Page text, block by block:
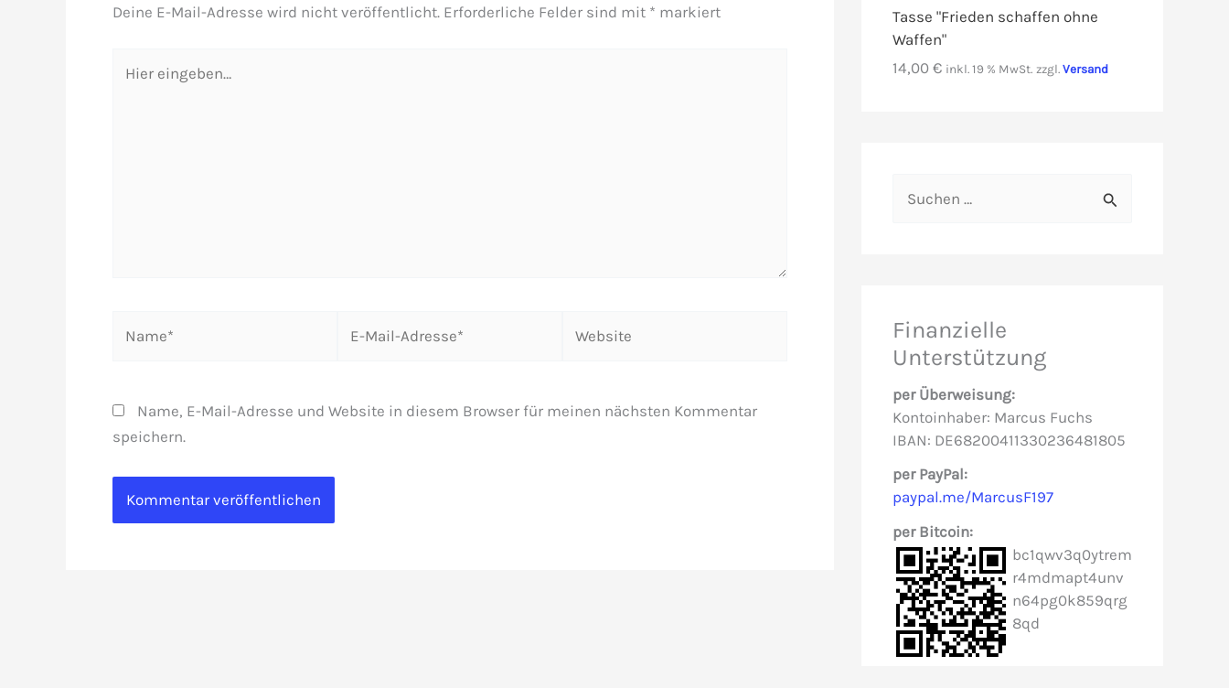
Deine E-Mail-Adresse wird nicht veröffentlicht. Erforderliche Felder sind mit * markiert
eingeben…
Name, E-Mail-Adresse und Website in diesem Browser für meinen nächsten Kommentar
speichern.
Tasse "Frieden schaffen ohne
Waffen"
14,00 € inkl. 19 % MwSt. zzgl. Versand
n
a
c
h
:
Finanzielle
Unterstützung
per Überweisung:
Kontoinhaber: Marcus Fuchs
IBAN: DE68200411330236481805
per PayPal:
paypal.me/MarcusF197
per Bitcoin:
bc1qwv3q0ytrem
r4mdmapt4unv
n64pg0k859qrg
8qd